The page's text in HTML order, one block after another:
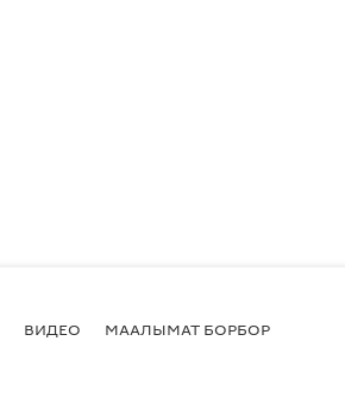
ВИДЕО МААЛЫМАТ БОРБОР